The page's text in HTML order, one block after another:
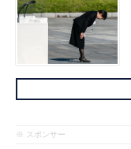
※ スポンサー